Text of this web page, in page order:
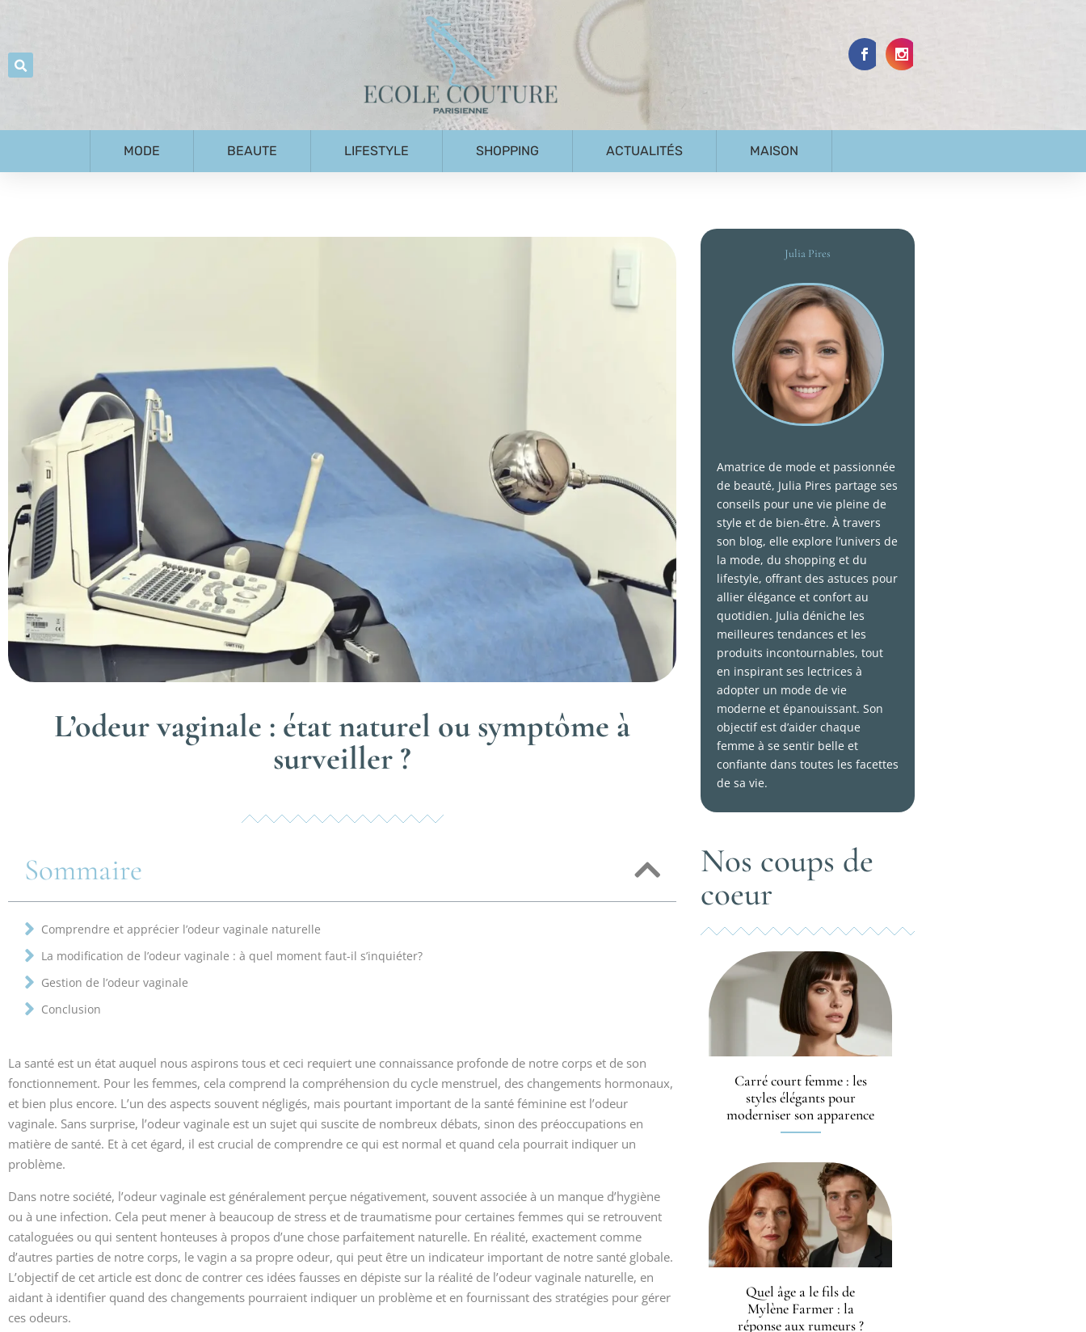
MODE BEAUTE LIFESTYLE SHOPPING ACTUALITÉS MAISON
L’odeur vaginale : état naturel ou symptôme à
surveiller ?
Sommaire
Comprendre et apprécier l’odeur vaginale naturelle
La modification de l’odeur vaginale : à quel moment faut-il s’inquiéter?
Gestion de l’odeur vaginale
Conclusion
La santé est un état auquel nous aspirons tous et ceci requiert une connaissance profonde de notre corps et de son
fonctionnement. Pour les femmes, cela comprend la compréhension du cycle menstruel, des changements hormonaux,
et bien plus encore. L’un des aspects souvent négligés, mais pourtant important de la santé féminine est l’odeur
vaginale. Sans surprise, l’odeur vaginale est un sujet qui suscite de nombreux débats, sinon des préoccupations en
matière de santé. Et à cet égard, il est crucial de comprendre ce qui est normal et quand cela pourrait indiquer un
problème.
Dans notre société, l’odeur vaginale est généralement perçue négativement, souvent associée à un manque d’hygiène
ou à une infection. Cela peut mener à beaucoup de stress et de traumatisme pour certaines femmes qui se retrouvent
cataloguées ou qui sentent honteuses à propos d’une chose parfaitement naturelle. En réalité, exactement comme
d’autres parties de notre corps, le vagin a sa propre odeur, qui peut être un indicateur important de notre santé globale.
L’objectif de cet article est donc de contrer ces idées fausses en dépiste sur la réalité de l’odeur vaginale naturelle, en
aidant à identifier quand des changements pourraient indiquer un problème et en fournissant des stratégies pour gérer
ces odeurs.
Julia Pires
Amatrice de mode et passionnée
de beauté, Julia Pires partage ses
conseils pour une vie pleine de
style et de bien-être. À travers
son blog, elle explore l’univers de
la mode, du shopping et du
lifestyle, offrant des astuces pour
allier élégance et confort au
quotidien. Julia déniche les
meilleures tendances et les
produits incontournables, tout
en inspirant ses lectrices à
adopter un mode de vie
moderne et épanouissant. Son
objectif est d’aider chaque
femme à se sentir belle et
confiante dans toutes les facettes
de sa vie.
Nos coups de
coeur
Carré court femme : les
styles élégants pour
moderniser son apparence
Quel âge a le fils de
Mylène Farmer : la
réponse aux rumeurs ?